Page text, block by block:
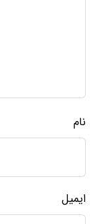
نام
ایمیل